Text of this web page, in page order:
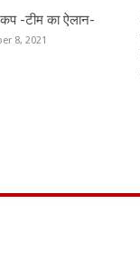
कप -टीम का ऐलान-
8, 2021